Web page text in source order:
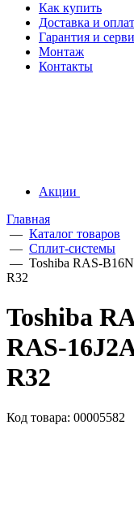
Как купить
Доставка и
Гарантия и
Монтаж
Контакты
Акции
Главная
— Каталог товаров
— Сплит-системы
— Toshiba RAS-
R32
Toshiba
RAS-
R32
Код товара: 00005582